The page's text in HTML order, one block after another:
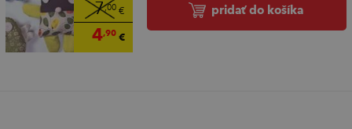
7,00€
4,90€
pridať do košíka